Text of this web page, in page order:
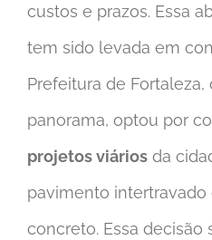
custos e prazos. Essa
tem sido levada em
Prefeitura de
panorama, optou por
projetos viários da
pavimento
concreto. Essa decisão